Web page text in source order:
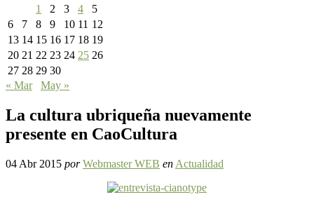
1
2 3 4
5
6
7 8 9 10 11 12
13 14 15 16 17 18 19
20 21 22 23 24 25 26
27 28 29 30
« Mar
May »
La cultura ubriqueña nuevamente
presente en CaoCultura
04 Abr 2015 por Webmaster WEB en Actualidad